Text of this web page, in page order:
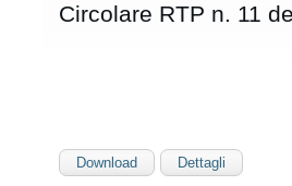
Circolare RTP n. 11
Download Dettagli